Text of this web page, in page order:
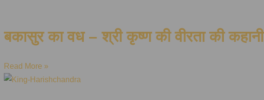
बकासुर का वध – श्री कृष्ण की वीरता की कहानी
Read More »